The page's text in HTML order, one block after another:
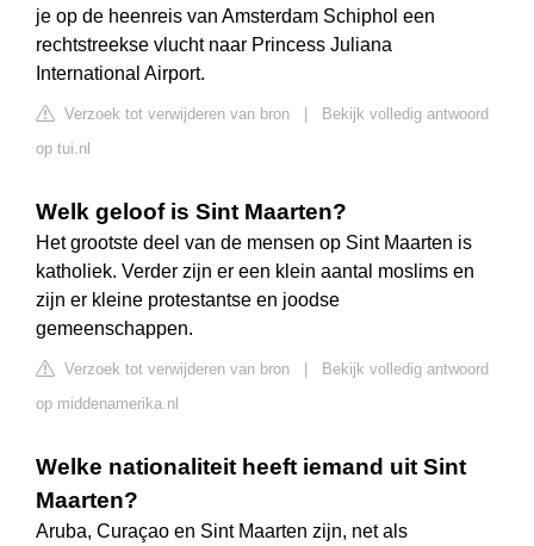
je op de heenreis van Amsterdam Schiphol een
rechtstreekse vlucht naar Princess Juliana
International Airport.
Verzoek tot verwijderen van bron
Bekijk volledig antwoord
op tui.nl
Welk geloof is Sint Maarten?
Het grootste deel van de mensen op Sint Maarten is
katholiek. Verder zijn er een klein aantal moslims en
zijn er kleine protestantse en joodse
gemeenschappen.
Verzoek tot verwijderen van bron
Bekijk volledig antwoord
op middenamerika.nl
Welke nationaliteit heeft iemand uit Sint
Maarten?
Aruba, Curaçao en Sint Maarten zijn, net als